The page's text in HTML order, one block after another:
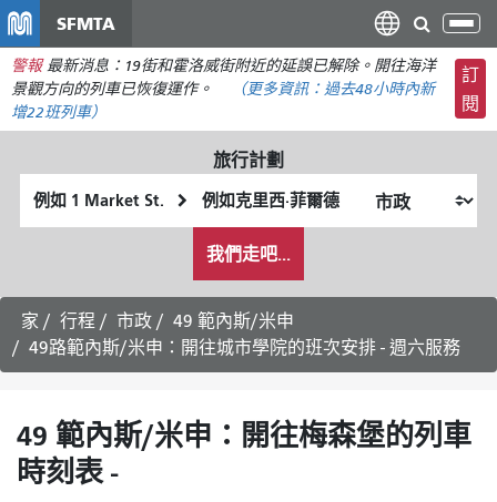
主
要
容
SFMTA
切
換
導
航
警報 最新消息：19街和霍洛威街附近的延誤已解除。開往海洋
景觀方向的列車已恢復運作。
（更多資訊： 過去48小時內新
增22班列車）
訂
閱
旅行計劃
起
始
終
點
我
希
望
的
旅
行
式
我們走吧...
家 行程 市政
49 範內斯/米申
49路範內斯/米申：開往城市學院的班次安排 - 週六服務
49 範內斯/米申：開往梅森堡的列車
時刻表 -